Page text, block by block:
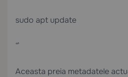
sudo apt update
“`
Aceasta preia metadatele